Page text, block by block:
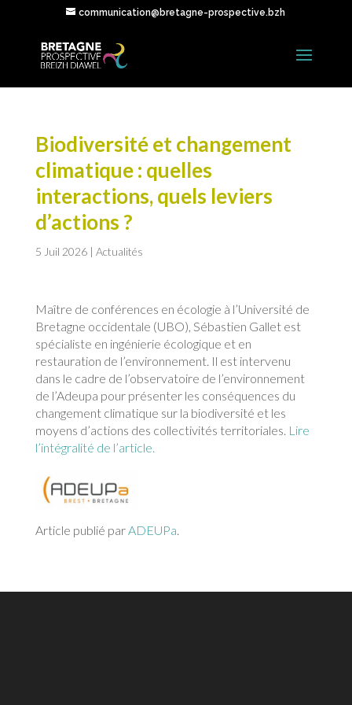
communication@bretagne-prospective.bzh
Biodiversité et changement
climatique : quelles
interactions, quels leviers
d’actions ?
5 Juil 2026| Actualités
Maître de conférences en écologie à l’Université de
Bretagne occidentale (UBO), Sébastien Gallet est
spécialiste en ingénierie écologique et en
restauration de l’environnement. Il est intervenu
dans le cadre de l’observatoire de l’environnement
de l’Adeupa pour présenter les conséquences du
changement climatique sur la biodiversité et les
moyens d’actions des collectivités territoriales. Lire
l’intégralité de l’article.
Article publié parADEUPa.